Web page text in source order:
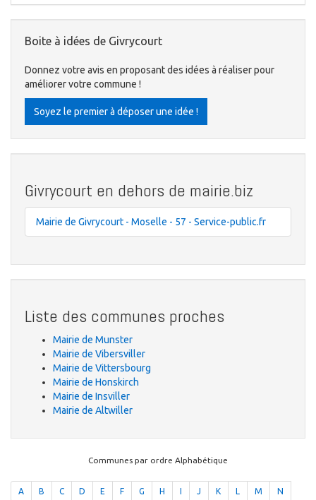
Boite à idées de Givrycourt
Donnez votre avis en proposant des idées à réaliser pour
améliorer votre commune !
Soyez le premier à déposer une idée !
Givrycourt en dehors de mairie.biz
Mairie de Givrycourt - Moselle - 57 - Service-public.fr
Liste des communes proches
Mairie de Munster
Mairie de Vibersviller
Mairie de Vittersbourg
Mairie de Honskirch
Mairie de Insviller
Mairie de Altwiller
Communes par ordre Alphabétique
A B C D E F G H J K L M N